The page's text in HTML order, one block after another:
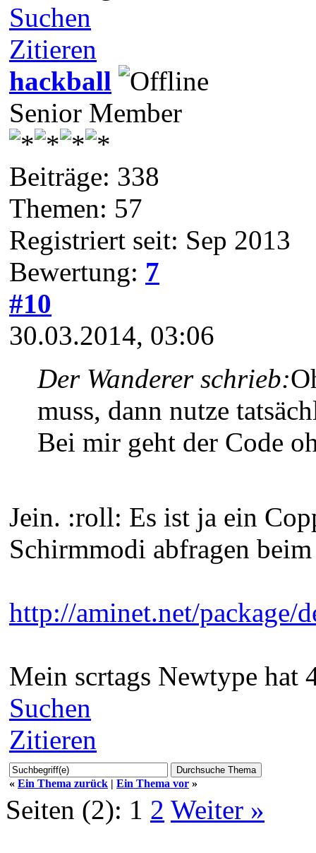
Suchen
Zitieren
hackball
Senior Member
Beiträge: 338
Themen: 57
Registriert seit: Sep 2013
Bewertung: 7
#10
30.03.2014, 03:06
Der Wanderer schrieb:
muss, dann nutze
Bei mir geht der Code
Jein. :roll: Es ist ja ein
Schirmmodi abfragen
http://aminet.net/package/
Mein scrtags Newtype hat
Suchen
Zitieren
« Ein Thema zurück | Ein Thema vor »
Seiten (2): 1 2 Weiter »